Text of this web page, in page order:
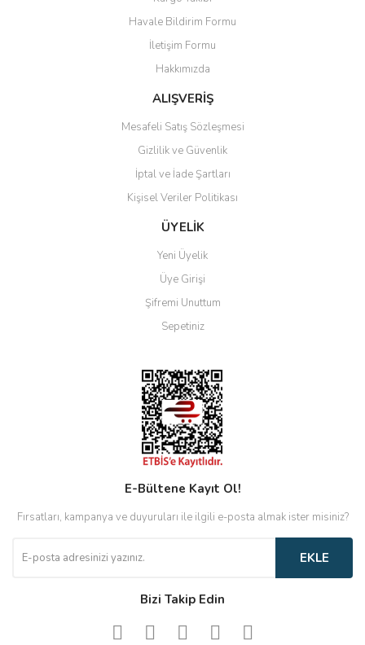
Ürün resmi kalitesiz, bozuk veya görüntülenemiyor.
Ürün açıklamasında eksik bilgiler bulunuyor.
Ürün bilgilerinde hatalar bulunuyor.
Ürün fiyatı diğer sitelerden daha pahalı.
Bu ürüne benzer farklı alternatifler olmalı.
Gönder
Havale Bildirim Formu
İletişim Formu
Hakkımızda
ALIŞVERİŞ
Mesafeli Satış Sözleşmesi
Gizlilik ve Güvenlik
İptal ve İade Şartları
Kişisel Veriler Politikası
ÜYELİK
Yeni Üyelik
Üye Girişi
Şifremi Unuttum
Sepetiniz
E-Bültene Kayıt Ol!
Fırsatları, kampanya ve duyuruları ile ilgili e-posta almak ister misiniz?
EKLE
Bizi Takip Edin